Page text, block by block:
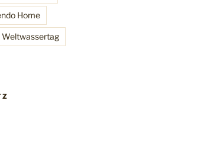
Home
Weltwassertag